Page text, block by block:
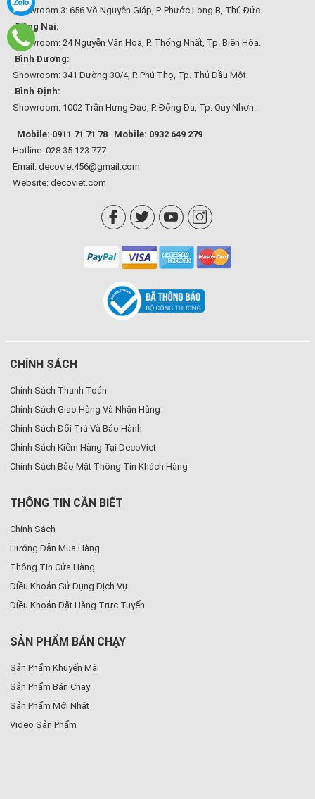
Showroom 3: 656 Võ Nguyên Giáp, P. Phước Long B, Thủ Đức.
Đồng Nai:
Showroom: 24 Nguyễn Văn Hoa, P. Thống Nhất, Tp. Biên Hòa.
Bình Dương:
Showroom: 341 Đường 30/4, P. Phú Thọ, Tp. Thủ Dầu Một.
Bình Định:
Showroom: 1002 Trần Hưng Đạo, P. Đống Đa, Tp. Quy Nhơn.
Mobile: 0911 71 71 78
Mobile: 0932 649 279
Hotline: 028 35 123 777
Email: decoviet456@gmail.com
Website: decoviet.com
CHÍNH SÁCH
Chính Sách Thanh Toán
Chính Sách Giao Hàng Và Nhận Hàng
Chính Sách Đổi Trả Và Bảo Hành
Chính Sách Kiểm Hàng Tại DecoViet
Chính Sách Bảo Mật Thông Tin Khách Hàng
THÔNG TIN CẦN BIẾT
Chính Sách
Hướng Dẫn Mua Hàng
Thông Tin Cửa Hàng
Điều Khoản Sử Dụng Dịch Vụ
Điều Khoản Đặt Hàng Trực Tuyến
SẢN PHẨM BÁN CHẠY
Sản Phẩm Khuyến Mãi
Sản Phẩm Bán Chạy
Sản Phẩm Mới Nhất
Video Sản Phẩm